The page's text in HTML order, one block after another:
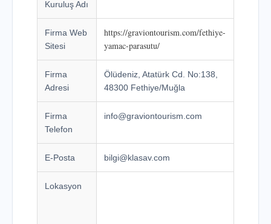
Kuruluş Adı
Firma Web
Sitesi
https://graviontourism.com/fethiye-
yamac-parasutu/
Firma
Adresi
Ölüdeniz, Atatürk Cd. No:138,
48300 Fethiye/Muğla
Firma
Telefon
info@graviontourism.com
E-Posta bilgi@klasav.com
Lokasyon